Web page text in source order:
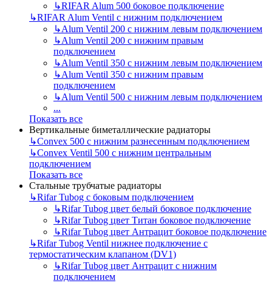
↳RIFAR Alum 500 боковое подключение
↳RIFAR Alum Ventil с нижним подключением
↳Alum Ventil 200 с нижним левым подключением
↳Alum Ventil 200 с нижним правым
подключением
↳Alum Ventil 350 с нижним левым подключением
↳Alum Ventil 350 с нижним правым
подключением
↳Alum Ventil 500 с нижним левым подключением
...
Показать все
Вертикальные биметаллические радиаторы
↳Convex 500 с нижним разнесенным подключением
↳Convex Ventil 500 с нижним центральным
подключением
Показать все
Стальные трубчатые радиаторы
↳Rifar Tubog с боковым подключением
↳Rifar Tubog цвет белый боковое подключение
↳Rifar Tubog цвет Титан боковое подключение
↳Rifar Tubog цвет Антрацит боковое подключение
↳Rifar Tubog Ventil нижнее подключение с
термостатическим клапаном (DV1)
↳Rifar Tubog цвет Антрацит с нижним
подключением